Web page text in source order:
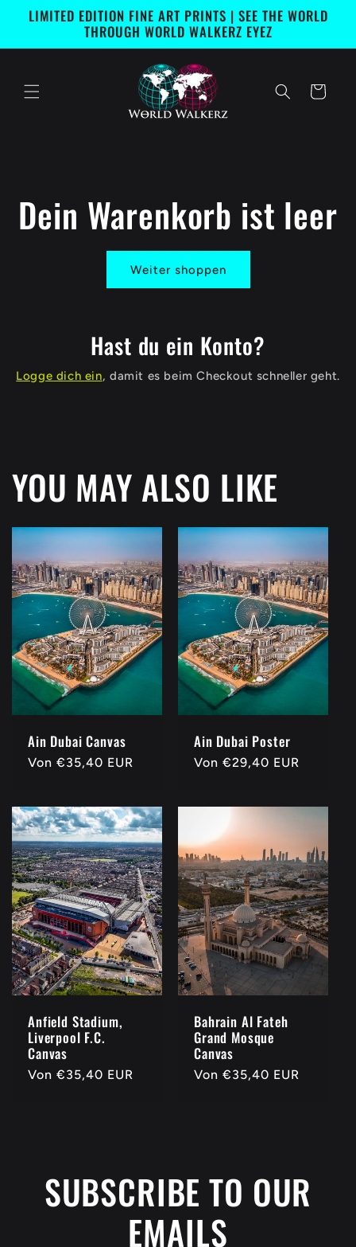
zum
LIMITED EDITION FINE ART PRINTS | SEE THE WORLD
THROUGH WORLD WALKERZ EYEZ
Warenkorb
Dein Warenkorb ist leer
Weiter shoppen
Hast du ein Konto?
Logge dich ein, damit es beim Checkout schneller geht.
YOU MAY ALSO LIKE
Ain Dubai Canvas
Normaler
Von €35,40 EUR
Ain Dubai Poster
Normaler
Von €29,40 EUR
Anfield Stadium,
Liverpool F.C.
Canvas
Normaler
Von €35,40 EUR
Bahrain Al Fateh
Grand Mosque
Canvas
Normaler
Von €35,40 EUR
SUBSCRIBE TO OUR
EMAILS